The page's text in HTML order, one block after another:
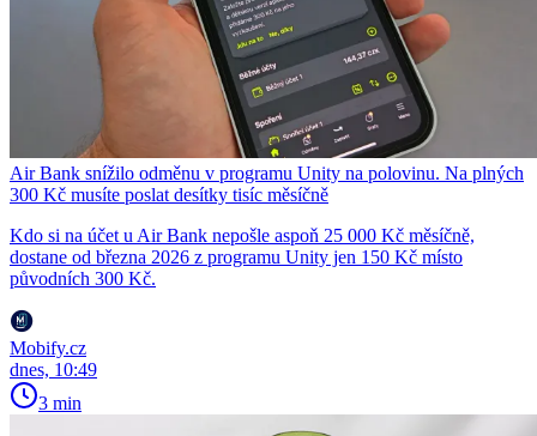
Air Bank snížilo odměnu v programu Unity na polovinu. Na plných
300 Kč musíte poslat desítky tisíc měsíčně
Kdo si na účet u Air Bank nepošle aspoň 25 000 Kč měsíčně,
dostane od března 2026 z programu Unity jen 150 Kč místo
původních 300 Kč.
Mobify.cz
dnes, 10:49
3 min